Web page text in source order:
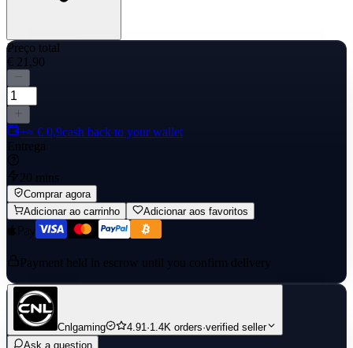
Preço total
€ 21,90
+≈ € 0,9cash back to your wallet
Entrega
20 mins
Comprar agora
Adicionar ao carrinho
Adicionar aos favoritos
Payment held in escrow until you confirm delivery
Cnlgaming 4.91·1.4K orders·verified seller
Ask a question